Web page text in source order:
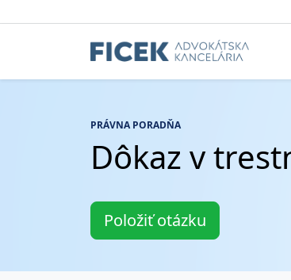
PRÁVNA PORADŇA
Dôkaz v
Položiť otázku